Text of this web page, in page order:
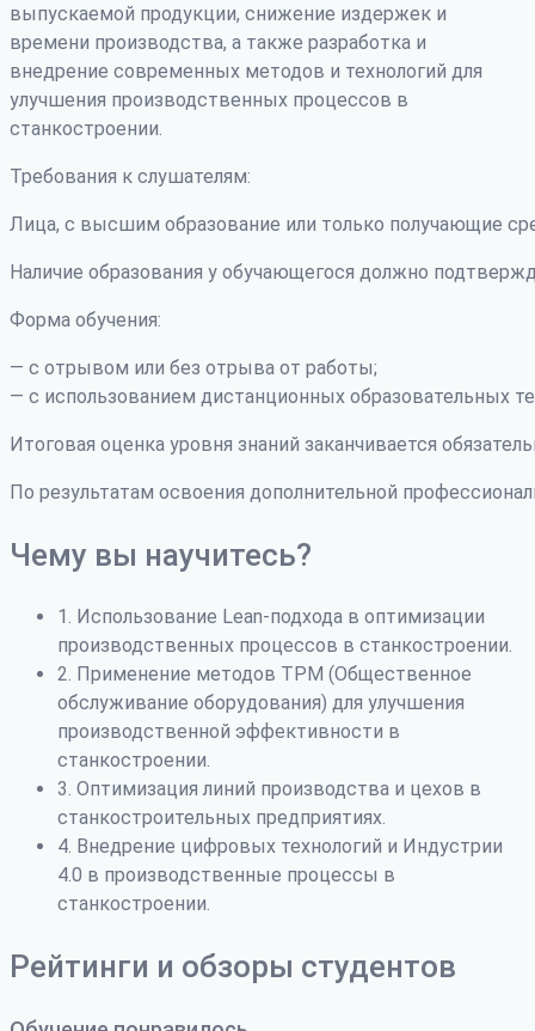
выпускаемой продукции, снижение издержек и
времени производства, а также разработка и
внедрение современных методов и технологий для
улучшения производственных процессов в
станкостроении.
Требования к слушателям:
Лица, с высшим образование или только получающие
Наличие образования у обучающегося должно
Форма обучения:
— с отрывом или без отрыва от работы;
— с использованием дистанционных образовательных
Итоговая оценка уровня знаний заканчивается
По результатам освоения дополнительной
Чему вы научитесь?
1. Использование Lean-подхода в оптимизации
производственных процессов в станкостроении.
2. Применение методов TPM (Общественное
обслуживание оборудования) для улучшения
производственной эффективности в
станкостроении.
3. Оптимизация линий производства и цехов в
станкостроительных предприятиях.
4. Внедрение цифровых технологий и Индустрии
4.0 в производственные процессы в
станкостроении.
Рейтинги и обзоры студентов